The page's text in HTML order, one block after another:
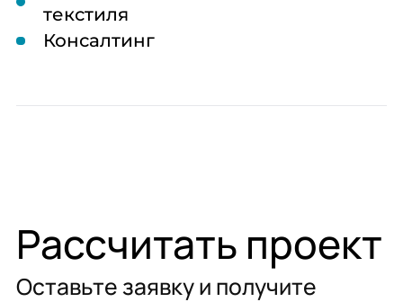
текстиля
Консалтинг
Рассчитать проект
Оставьте заявку и получите